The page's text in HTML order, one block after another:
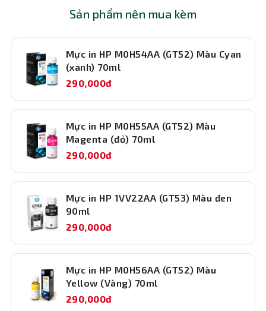
Sản phẩm nên mua kèm
Mực in HP M0H54AA (GT52) Màu Cyan
(xanh) 70ml
290,000đ
Mực in HP M0H55AA (GT52) Màu
Magenta (đỏ) 70ml
290,000đ
Mực in HP 1VV22AA (GT53) Màu đen
90ml
290,000đ
Mực in HP M0H56AA (GT52) Màu
Yellow (Vàng) 70ml
290,000đ